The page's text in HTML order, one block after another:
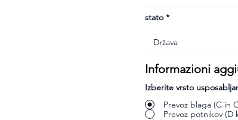
stato
Informazioni
Izberite vrsto
Prevoz blaga (C in
Prevoz potnikov (D